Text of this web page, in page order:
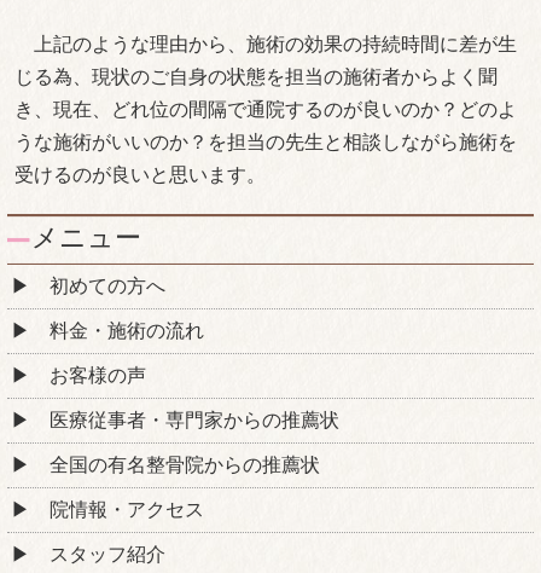
上記のような理由から、施術の効果の持続時間に差が生
じる為、現状のご自身の状態を担当の施術者からよく聞
き、現在、どれ位の間隔で通院するのが良いのか？どのよ
うな施術がいいのか？を担当の先生と相談しながら施術を
受けるのが良いと思います。
メニュー
初めての方へ
料金・施術の流れ
お客様の声
医療従事者・専門家からの推薦状
全国の有名整骨院からの推薦状
院情報・アクセス
スタッフ紹介